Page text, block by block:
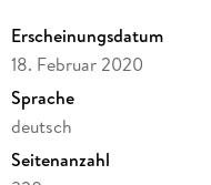
Erscheinungsdatum
18. Februar 2020
Sprache
deutsch
Seitenanzahl